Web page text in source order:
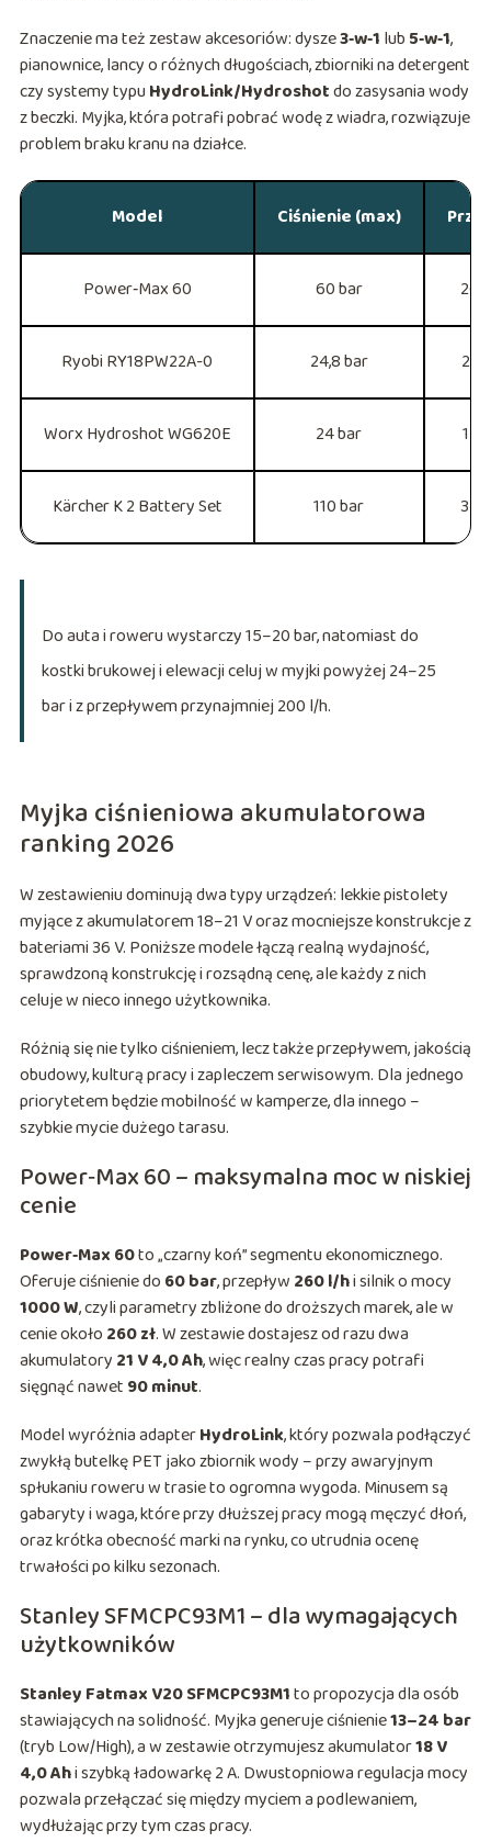
Znaczenie ma też zestaw akcesoriów: dysze3‑w‑1 lub 5‑w‑1,
pianownice, lancy o różnych długościach, zbiorniki na detergent
czy systemy typuHydroLink/Hydroshotdo zasysania wody
z beczki. Myjka, która potrafi pobrać wodę z wiadra, rozwiązuje
problem braku kranu na działce.
Model Ciśnienie (max)
Power‑Max 60 60 bar
Ryobi RY18PW22A-0 24,8 bar
Worx Hydroshot WG620E 24 bar
Kärcher K 2 Battery Set 110 bar
Do auta i roweru wystarczy 15–20 bar, natomiast do
kostki brukowej i elewacji celuj w myjki powyżej 24–25
bar i z przepływem przynajmniej 200 l/h.
Myjka ciśnieniowa akumulatorowa
ranking 2026
W zestawieniu dominują dwa typy urządzeń: lekkie pistolety
myjące z akumulatorem 18–21 V oraz mocniejsze konstrukcje z
bateriami 36 V. Poniższe modele łączą realną wydajność,
sprawdzoną konstrukcję i rozsądną cenę, ale każdy z nich
celuje w nieco innego użytkownika.
Różnią się nie tylko ciśnieniem, lecz także przepływem, jakością
obudowy, kulturą pracy i zapleczem serwisowym. Dla jednego
priorytetem będzie mobilność w kamperze, dla innego –
szybkie mycie dużego tarasu.
Power‑Max 60 – maksymalna moc w niskiej
cenie
Power‑Max 60to „czarny koń” segmentu ekonomicznego.
Oferuje ciśnienie do 60 bar, przepływ 260 l/hi silnik o mocy
1000 W, czyli parametry zbliżone do droższych marek, ale w
cenie około 260 zł. W zestawie dostajesz od razu dwa
akumulatory 21 V 4,0 Ah, więc realny czas pracy potrafi
sięgnąć nawet 90 minut.
Model wyróżnia adapterHydroLink, który pozwala podłączyć
zwykłą butelkę PET jako zbiornik wody – przy awaryjnym
spłukaniu roweru w trasie to ogromna wygoda. Minusem są
gabaryty i waga, które przy dłuższej pracy mogą męczyć dłoń,
oraz krótka obecność marki na rynku, co utrudnia ocenę
trwałości po kilku sezonach.
Stanley SFMCPC93M1 – dla wymagających
użytkowników
Stanley Fatmax V20 SFMCPC93M1to propozycja dla osób
stawiających na solidność. Myjka generuje ciśnienie13–24 bar
(tryb Low/High), a w zestawie otrzymujesz akumulator18 V
4,0 Ahi szybką ładowarkę 2 A. Dwustopniowa regulacja mocy
pozwala przełączać się między myciem a podlewaniem,
wydłużając przy tym czas pracy.